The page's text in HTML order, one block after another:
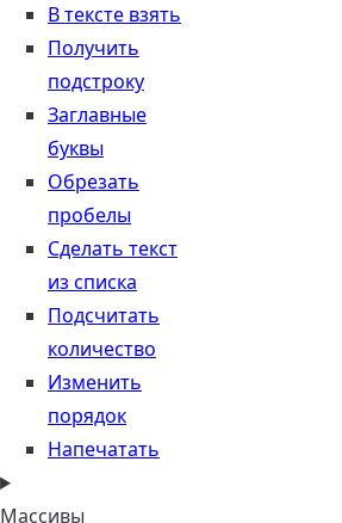
В тексте взять
Получить
подстроку
Заглавные
буквы
Обрезать
пробелы
Сделать текст
из списка
Подсчитать
количество
Изменить
порядок
Напечатать
Массивы